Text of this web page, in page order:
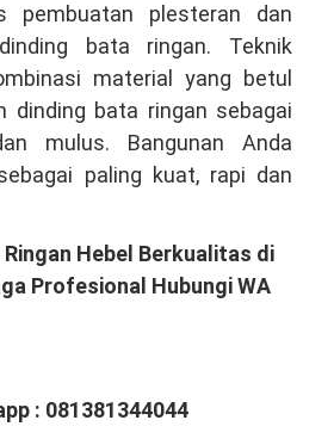
pembuatan plesteran dan
bata ringan. Teknik
material yang betul
dinding bata ringan sebagai
mulus. Bangunan Anda
paling kuat, rapi dan
Hebel Berkualitas di
Profesional Hubungi WA
: 081381344044